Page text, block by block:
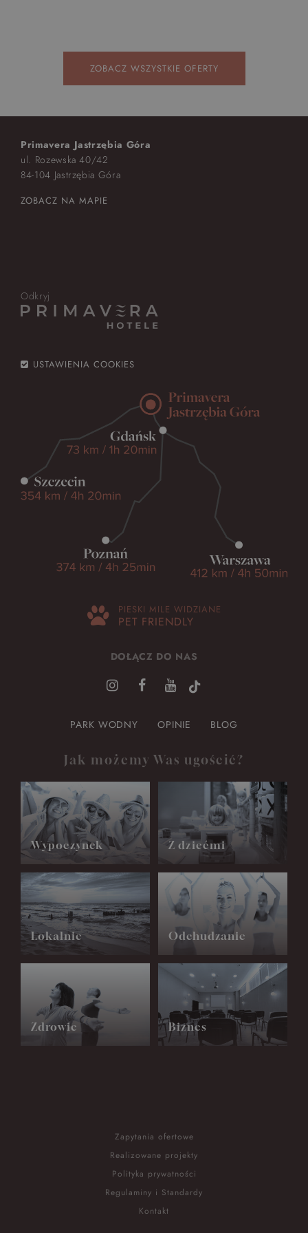
ZOBACZ WSZYSTKIE OFERTY
Primavera Jastrzębia Góra
ul. Rozewska 40/42
84-104 Jastrzębia Góra
ZOBACZ NA MAPIE
Odkryj
USTAWIENIA COOKIES
PIESKI MILE WIDZIANE
PET FRIENDLY
DOŁĄCZ DO NAS
PARK WODNY OPINIE BLOG
Jak możemy Was ugościć?
Wypoczynek Z dziećmi
Lokalnie Odchudzanie
Zdrowie Biznes
Zapytania ofertowe
Realizowane projekty
Polityka prywatności
Regulaminy i Standardy
Kontakt